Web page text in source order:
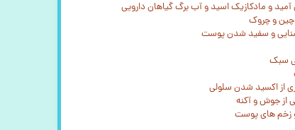
آمید و مادکازیک اسید و آب برگ گیاهان دارویی
چین و چروک
و سفید شدن پوست
سبک
از اکسید شدن سلولی
از جوش و آکنه
زخم های پوست